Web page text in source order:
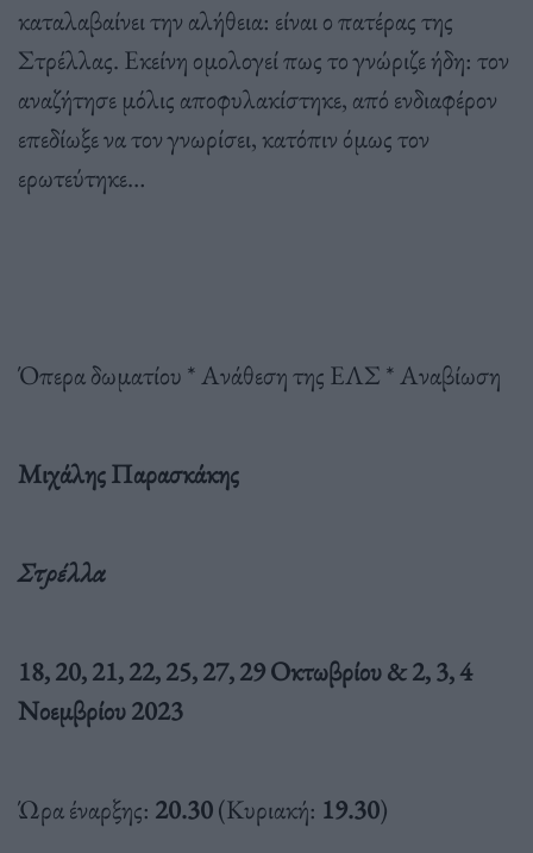
καταλαβαίνει την αλήθεια: είναι ο πατέρας της
Στρέλλας. Εκείνη ομολογεί πως το γνώριζε ήδη: τον
αναζήτησε μόλις αποφυλακίστηκε, από ενδιαφέρον
επεδίωξε να τον γνωρίσει, κατόπιν όμως τον
ερωτεύτηκε…
Όπερα δωματίου * Ανάθεση της ΕΛΣ * Αναβίωση
Μιχάλης Παρασκάκης
Στρέλλα
18, 20, 21, 22, 25, 27, 29 Οκτωβρίου & 2, 3, 4
Νοεμβρίου 2023
Ώρα έναρξης: 20.30(Κυριακή: 19.30)